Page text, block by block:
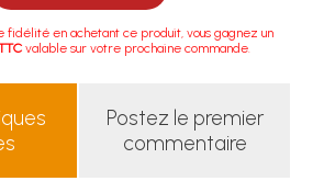
fidélité en achetant ce produit, vous gagnez un
valable sur votre prochaine commande.
Postez le premier
commentaire